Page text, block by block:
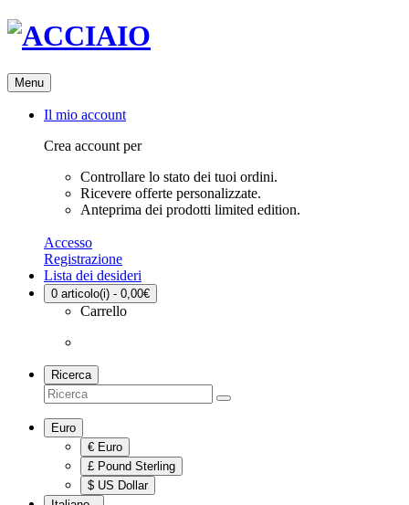
Menu
Il mio account
Crea account per
Controllare lo stato dei tuoi ordini.
Ricevere offerte personalizzate.
Anteprima dei prodotti limited edition.
Accesso
Registrazione
Lista dei desideri
0 articolo(i) - 0,00€
Carrello
Ricerca
Euro
€ Euro
£ Pound Sterling
$ US Dollar